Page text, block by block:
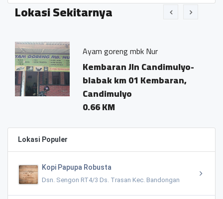
Lokasi Sekitarnya
Ayam goreng mbk Nur
Kembaran Jln Candimulyo-
blabak km 01 Kembaran,
Candimulyo
0.66 KM
Lokasi Populer
Kopi Papupa Robusta
Dsn. Sengon RT4/3 Ds. Trasan Kec. Bandongan